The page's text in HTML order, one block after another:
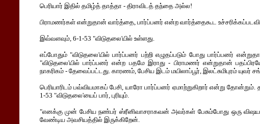
பெரியார் இதில் தமிழ்த் தாத்தா - திராவிடத் தந்தை அல்ல!
பிராமணர்கள் என்றுதான் வார்த்தை, பார்ப்பனர் என்ற வார்த்தைகூட
இவ்வளவும், 6-1-53 "விடுதலை'யில் உள்ளது.
எப்போதும் "விடுதலை'யில் பார்ப்பனர் பற்றி எழுதப்படும் போது பார்ப்பனர்
"விடுதலை'யில் பார்ப்பனர் என்ற பதமே இராது - பிராமணர் என்றுதான்
நாகரிகம் - தேவைப்பட்டது. காரணம், பேசிய இடம் மயிலாப்பூர், இலட்சுமிபுரம் யுவர்
பெரியாரிடம் பவ்வியமாகப் பேசி, யாரோ பார்ப்பனர் ஏமாற்றுகிறார் என்று
1-53 "விடுதலை'யைப் பார், புரியும்.
"எனக்கு முன் பேசிய நண்பர் ஸ்ரீனிவாசராகவன் அவர்கள் பேசும்போது ஒரு
வேண்டிய அவசியத்தில் இருக்கிறேன்.